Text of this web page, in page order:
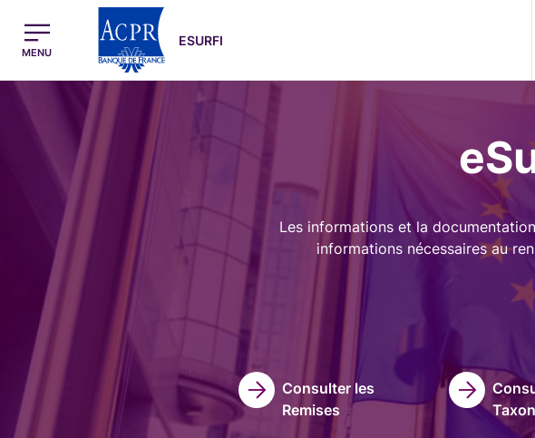
ESURFI Menu Principal
MENU
ESURFI
Image
Les informations et la
informations nécessaires au
Consulter les
Remises